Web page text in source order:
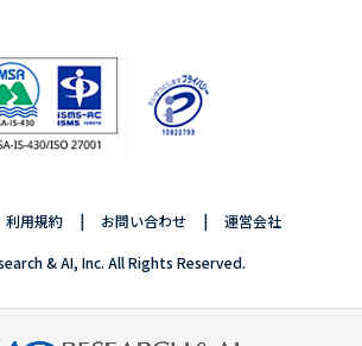
利用規約 お問い合わせ 運営会社
& AI, Inc. All Rights Reserved.